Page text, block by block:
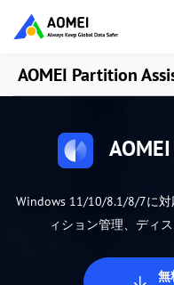
AOMEI Partition
Windows 11/10/8.1/8/7に
ィション管理、ディ
無